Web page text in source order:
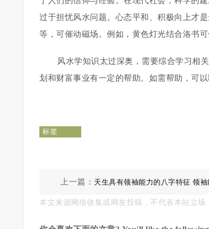
过于担忧风水问题。心态平和、积极向上才
等，可催动磁场。例如，黄色灯光结合洛书
风水学知识太过深奥，需要综合学习相
划和财富事业有一定的帮助。如需帮助，可以
标签
上一篇： 天生具有领袖能力的八字特征 领
特征！
本文来源网络收集或网友投稿，不代表本站立